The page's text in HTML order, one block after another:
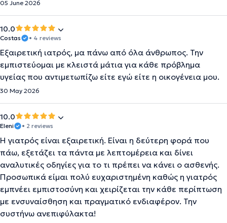
05 June 2026
10.0
Costas • 4 reviews
Εξαιρετική ιατρός, μα πάνω από όλα άνθρωπος. Την
εμπιστεύομαι με κλειστά μάτια για κάθε πρόβλημα
υγείας που αντιμετωπίζω είτε εγώ είτε η οικογένεια μου.
30 May 2026
10.0
Eleni • 2 reviews
Η γιατρός είναι εξαιρετική. Είναι η δεύτερη φορά που
πάω, εξετάζει τα πάντα με λεπτομέρεια και δίνει
αναλυτικές οδηγίες για το τι πρέπει να κάνει ο ασθενής.
Προσωπικά είμαι πολύ ευχαριστημένη καθώς η γιατρός
εμπνέει εμπιστοσύνη και χειρίζεται την κάθε περίπτωση
με ενσυναίσθηση και πραγματικό ενδιαφέρον. Την
συστήνω ανεπιφύλακτα!